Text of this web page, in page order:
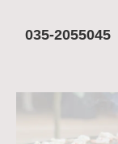
035-2055045